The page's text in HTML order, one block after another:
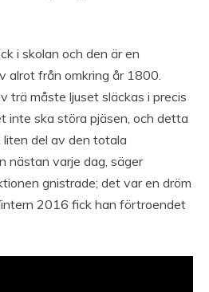
i skolan och den är en
alrot från omkring år 1800.
trä måste ljuset släckas i precis
inte ska störa pjäsen, och detta
del av den totala
nästan varje dag, säger
gnistrade; det var en dröm
2016 fick han förtroendet